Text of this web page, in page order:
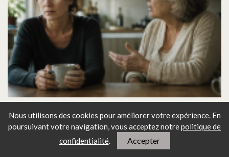
Nous utilisons des cookies pour améliorer votre expérience. En
poursuivant votre navigation, vous acceptez notrepolitique de
confidentialité. Accepter
Ma mère me juge encore… et j'ai 45
ans : ce lien qui ne guérit pas